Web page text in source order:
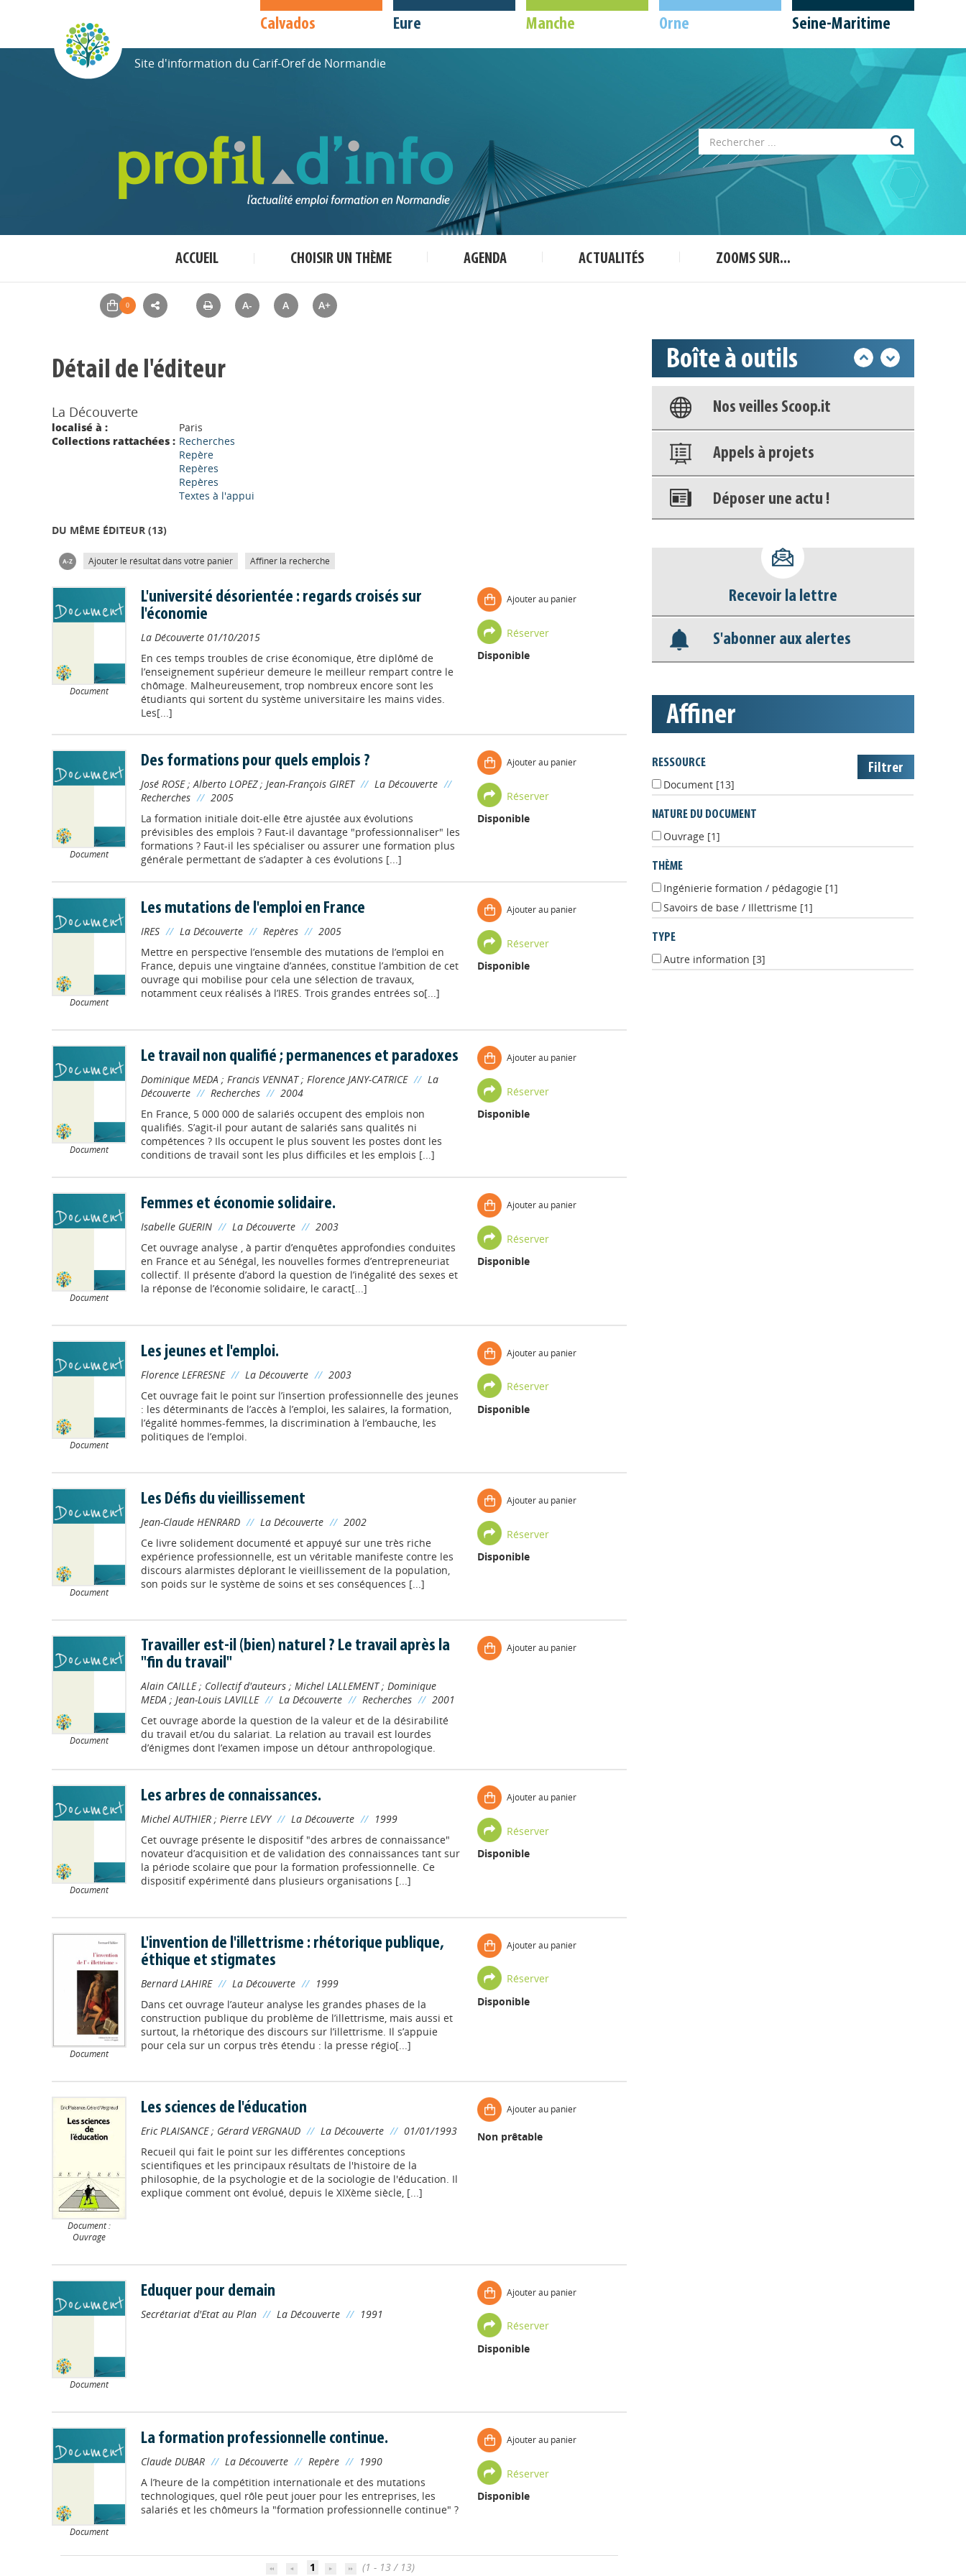
Calvados Eure Manche Orne Seine-Maritime
Site d'information du Carif-Oref de Normandie
ACCUEIL CHOISIR UN THÈME AGENDA ACTUALITÉS ZOOMS SUR...
A- A A+
Détail de l'éditeur
La Découverte
localisé à :
Paris
Collections rattachées : Recherches
Repère
Repères
Repères
Textes à l'appui
DU MÊME ÉDITEUR (13)
Ajouter le résultat dans votre panier Affiner la recherche
Document
L'université désorientée : regards croisés sur
l'économie
La Découverte 01/10/2015
En ces temps troubles de crise économique, être diplômé de
l’enseignement supérieur demeure le meilleur rempart contre le
chômage. Malheureusement, trop nombreux encore sont les
étudiants qui sortent du système universitaire les mains vides.
Les[...]
Ajouter au panier
Réserver
Disponible
Document
Des formations pour quels emplois ?
José ROSE;Alberto LOPEZ; Jean-François GIRET // La Découverte //
Recherches // 2005
La formation initiale doit-elle être ajustée aux évolutions
prévisibles des emplois ? Faut-il davantage "professionnaliser" les
formations ? Faut-il les spécialiser ou assurer une formation plus
générale permettant de s’adapter à ces évolutions [...]
Ajouter au panier
Réserver
Disponible
Document
Les mutations de l'emploi en France
IRES // La Découverte // Repères // 2005
Mettre en perspective l’ensemble des mutations de l’emploi en
France, depuis une vingtaine d’années, constitue l’ambition de cet
ouvrage qui mobilise pour cela une sélection de travaux,
notamment ceux réalisés à l’IRES. Trois grandes entrées so[...]
Ajouter au panier
Réserver
Disponible
Document
Le travail non qualifié ; permanences et paradoxes
Dominique MEDA ; Francis VENNAT; Florence JANY-CATRICE // La
Découverte // Recherches // 2004
En France, 5 000 000 de salariés occupent des emplois non
qualifiés. S’agit-il pour autant de salariés sans qualités ni
compétences ? Ils occupent le plus souvent les postes dont les
conditions de travail sont les plus difficiles et les emplois [...]
Ajouter au panier
Réserver
Disponible
Document
Femmes et économie solidaire.
Isabelle GUERIN // La Découverte // 2003
Cet ouvrage analyse , à partir d’enquêtes approfondies conduites
en France et au Sénégal, les nouvelles formes d’entrepreneuriat
collectif. Il présente d’abord la question de l’inégalité des sexes et
la réponse de l’économie solidaire, le caract[...]
Ajouter au panier
Réserver
Disponible
Document
Les jeunes et l'emploi.
Florence LEFRESNE // La Découverte // 2003
Cet ouvrage fait le point sur l’insertion professionnelle des jeunes
: les déterminants de l’accès à l’emploi, les salaires, la formation,
l’égalité hommes-femmes, la discrimination à l’embauche, les
politiques de l’emploi.
Ajouter au panier
Réserver
Disponible
Document
Les Défis du vieillissement
Jean-Claude HENRARD // La Découverte // 2002
Ce livre solidement documenté et appuyé sur une très riche
expérience professionnelle, est un véritable manifeste contre les
discours alarmistes déplorant le vieillissement de la population,
son poids sur le système de soins et ses conséquences [...]
Ajouter au panier
Réserver
Disponible
Document
Travailler est-il (bien) naturel ? Le travail après la
"fin du travail"
Alain CAILLE; Collectif d'auteurs; Michel LALLEMENT; Dominique
MEDA ; Jean-Louis LAVILLE // La Découverte // Recherches // 2001
Cet ouvrage aborde la question de la valeur et de la désirabilité
du travail et/ou du salariat. La relation au travail est lourdes
d’énigmes dont l’examen impose un détour anthropologique.
Ajouter au panier
Document
Les arbres de connaissances.
Michel AUTHIER; Pierre LEVY // La Découverte // 1999
Cet ouvrage présente le dispositif "des arbres de connaissance"
novateur d’acquisition et de validation des connaissances tant sur
la période scolaire que pour la formation professionnelle. Ce
dispositif expérimenté dans plusieurs organisations [...]
Ajouter au panier
Réserver
Disponible
Document
L'invention de l'illettrisme : rhétorique publique,
éthique et stigmates
Bernard LAHIRE // La Découverte // 1999
Dans cet ouvrage l’auteur analyse les grandes phases de la
construction publique du problème de l’illettrisme, mais aussi et
surtout, la rhétorique des discours sur l’illettrisme. Il s’appuie
pour cela sur un corpus très étendu : la presse régio[...]
Ajouter au panier
Réserver
Disponible
Document :
Ouvrage
Les sciences de l'éducation
Eric PLAISANCE; Gérard VERGNAUD // La Découverte // 01/01/1993
Recueil qui fait le point sur les différentes conceptions
scientifiques et les principaux résultats de l'histoire de la
philosophie, de la psychologie et de la sociologie de l'éducation. Il
explique comment ont évolué, depuis le XIXème siècle, [...]
Ajouter au panier
Non prêtable
Document
Eduquer pour demain
Secrétariat d'Etat au Plan // La Découverte // 1991
Ajouter au panier
Réserver
Disponible
Document
La formation professionnelle continue.
Claude DUBAR // La Découverte // Repère // 1990
A l’heure de la compétition internationale et des mutations
technologiques, quel rôle peut jouer pour les entreprises, les
salariés et les chômeurs la "formation professionnelle continue" ?
Ajouter au panier
Réserver
Disponible
1 (1 - 13 / 13)
Boîte à outils
Appels à projets
Déposer une actu !
déconnecter)
Nos veilles Scoop.it
Appels à projets
Déposer une actu !
Accéder à son compte - (Se
déconnecter)
Base documentaire
affiner
RESSOURCE
Document[13]
NATURE DU DOCUMENT
Ouvrage[1]
THÈME
Ingénierie formation / pédagogie
Savoirs de base / Illettrisme[1]
TYPE
Autre information[3]